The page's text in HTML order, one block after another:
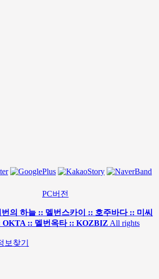
PC버전
의 하늘 :: 멜번스카이 :: 호주바다 :: 미씨
OKTA :: 멜번옥타 :: KOZBIZ All rights
보찾기